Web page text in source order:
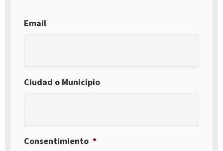
Email
Ciudad o Municipio
Consentimiento *